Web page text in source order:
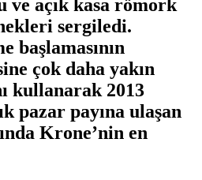
açık kasa römork
sergiledi.
başlamasının
çok daha yakın
kullanarak 2013
pazar payına ulaşan
Krone’nin en